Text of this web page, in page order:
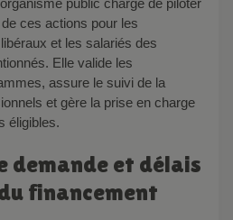
public chargé de piloter
ces actions pour les
et les salariés des
Elle valide les
assure le suivi de la
et gère la prise en charge
éligibles.
financement